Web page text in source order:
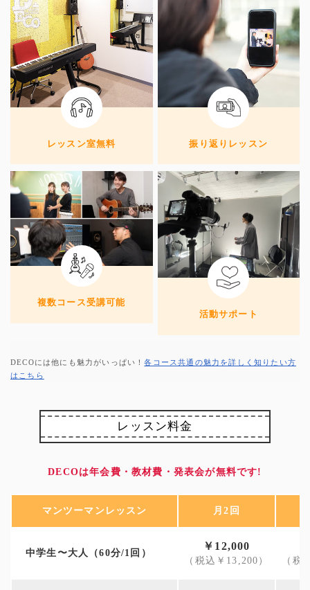
レッスン室無料 振り返りレッスン
複数コース受講可能
活動サポート
DECOには他にも魅力がいっぱい！各コース共通の魅力を詳しく知りたい方
はこちら
レッスン料金
DECOは年会費・教材費・発表会が無料です!
マンツーマンレッスン 月2回
中学生〜大人（60分/1回）
￥12,000
（税込￥13,200） （税